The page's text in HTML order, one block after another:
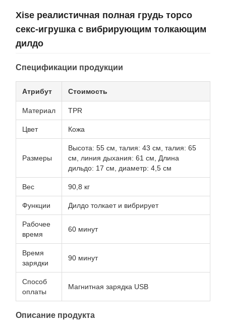
Xise реалистичная полная грудь торсо
секс-игрушка с вибрирующим толкающим
дилдо
Спецификации продукции
Атрибут Стоимость
Материал TPR
Цвет Кожа
Размеры
Высота: 55 см, талия: 43 см, талия: 65
см, линия дыхания: 61 см, Длина
дильдо: 17 см, диаметр: 4,5 см
Вес 90,8 кг
Функции Дилдо толкает и вибрирует
Рабочее
время
60 минут
Время
зарядки
90 минут
Способ
оплаты
Магнитная зарядка USB
Описание продукта